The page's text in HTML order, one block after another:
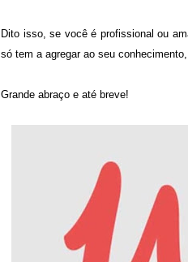
Dito isso, se você é profissional ou
só tem a agregar ao seu
Grande abraço e até breve!